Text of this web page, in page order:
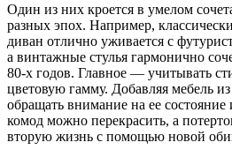
Один из них кроется в умелом
разных эпох. Например,
диван отлично уживается с
а винтажные стулья гармонично
80-х годов. Главное — учитывать
цветовую гамму. Добавляя мебель
обращать внимание на ее
комод можно перекрасить, а
вторую жизнь с помощью новой